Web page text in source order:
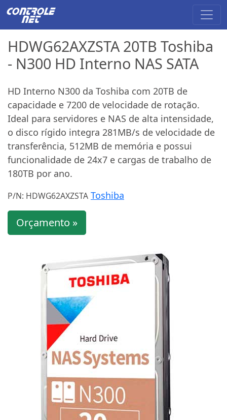
HDWG62AXZSTA 20TB Toshiba
- N300 HD Interno NAS SATA
HD Interno N300 da Toshiba com 20TB de
capacidade e 7200 de velocidade de rotação.
Ideal para servidores e NAS de alta intensidade,
o disco rígido integra 281MB/s de velocidade de
transferência, 512MB de memória e possui
funcionalidade de 24x7 e cargas de trabalho de
180TB por ano.
P/N: HDWG62AXZSTA Toshiba
Orçamento »